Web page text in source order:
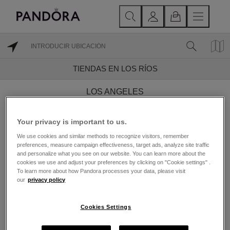
TIENDAS EN LOS RÍOS
LOS ANGELES
Encuentra una Joyería
Pandora cerca de Los
Dinamarca, Pandora es reconocida por su joyería
Your privacy is important to us.
We use cookies and similar methods to recognize visitors, remember
preferences, measure campaign effectiveness, target ads, analyze site traffic
and personalize what you see on our website. You can learn more about the
cookies we use and adjust your preferences by clicking on "Cookie settings" .
To learn more about how Pandora processes your data, please visit
our privacy policy
Cookies Settings